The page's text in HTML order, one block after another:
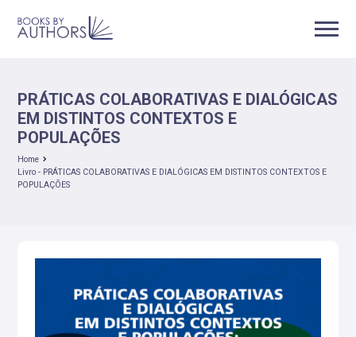
PRÁTICAS COLABORATIVAS E DIALÓGICAS
EM DISTINTOS CONTEXTOS E
POPULAÇÕES
Home
Livro - PRÁTICAS COLABORATIVAS E DIALÓGICAS EM DISTINTOS CONTEXTOS E
POPULAÇÕES